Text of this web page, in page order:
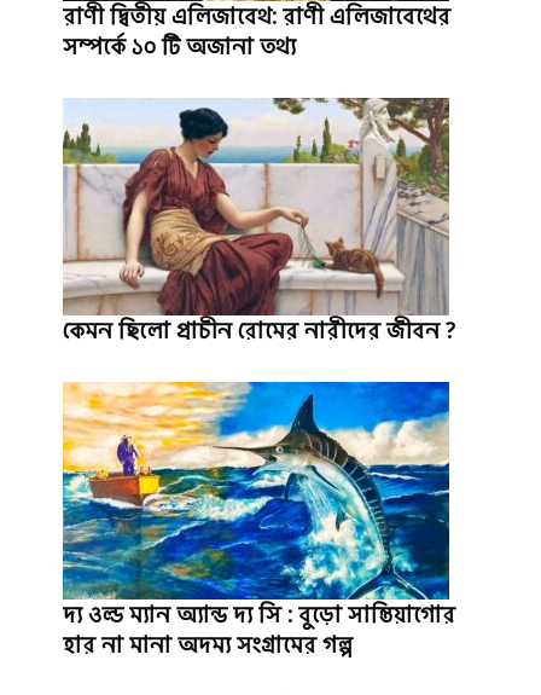
রাণী দ্বিতীয় এলিজাবেথ: রাণী এলিজাবেথের
সম্পর্কে ১০ টি অজানা তথ্য
কেমন ছিলো প্রাচীন রোমের নারীদের জীবন ?
দ্য ওল্ড ম্যান অ্যান্ড দ্য সি : বুড়ো সান্তিয়াগোর
হার না মানা অদম্য সংগ্রামের গল্প